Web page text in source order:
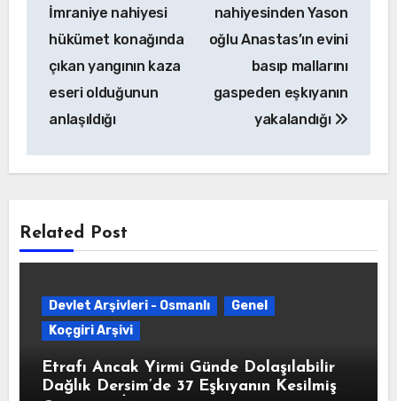
İmraniye nahiyesi
hükümet konağında
çıkan yangının kaza
eseri olduğunun
anlaşıldığı
nahiyesinden Yason
oğlu Anastas’ın evini
basıp mallarını
gaspeden eşkıyanın
yakalandığı
Related Post
Devlet Arşivleri - Osmanlı
Genel
Koçgiri Arşivi
Etrafı Ancak Yirmi Günde Dolaşılabilir
Dağlık Dersim’de 37 Eşkıyanın Kesilmiş